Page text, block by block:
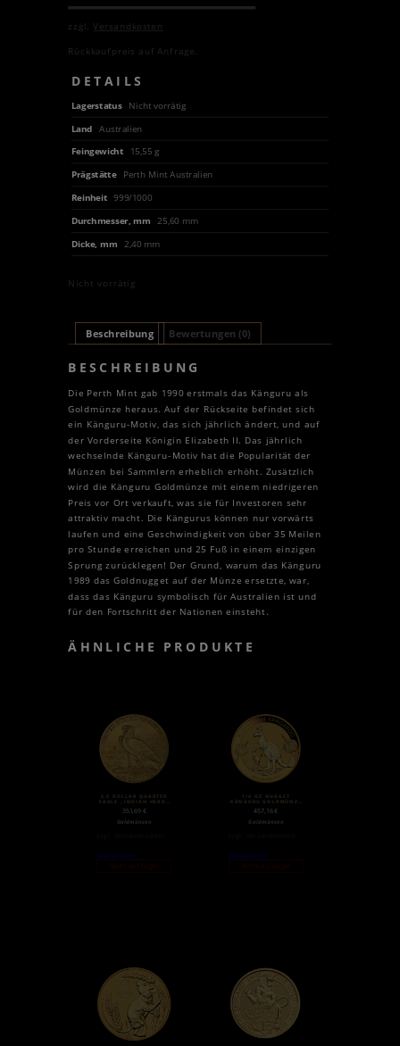
zzgl.Versandkosten
Rückkaufpreis auf Anfrage.
DETAILS
Lagerstatus
Nicht vorrätig
Land
Australien
Feingewicht
15,55 g
Prägstätte
Perth Mint Australien
Reinheit 999/1000
Durchmesser, mm
25,60 mm
Dicke, mm
2,40 mm
Nicht vorrätig
Beschreibung Bewertungen (0)
BESCHREIBUNG
Die Perth Mint gab 1990 erstmals das Känguru als
Goldmünze heraus. Auf der Rückseite befindet sich
ein Känguru-Motiv, das sich jährlich ändert, und auf
der Vorderseite Königin Elizabeth II. Das jährlich
wechselnde Känguru-Motiv hat die Popularität der
Münzen bei Sammlern erheblich erhöht. Zusätzlich
wird die Känguru Goldmünze mit einem niedrigeren
Preis vor Ort verkauft, was sie für Investoren sehr
attraktiv macht. Die Kängurus können nur vorwärts
laufen und eine Geschwindigkeit von über 35 Meilen
pro Stunde erreichen und 25 Fuß in einem einzigen
Sprung zurücklegen! Der Grund, warum das Känguru
1989 das Goldnugget auf der Münze ersetzte, war,
dass das Känguru symbolisch für Australien ist und
für den Fortschritt der Nationen einsteht.
ÄHNLICHE PRODUKTE
2.5 DOLLAR QUARTER
EAGLE „INDIAN HEAD“
351,69 €
Goldmünzen
Weiterlesen
Nicht auf Lager
1/4 OZ NUGGET
KÄNGURU GOLDMÜNZE
457,16€
Goldmünzen
Weiterlesen
Nicht auf Lager